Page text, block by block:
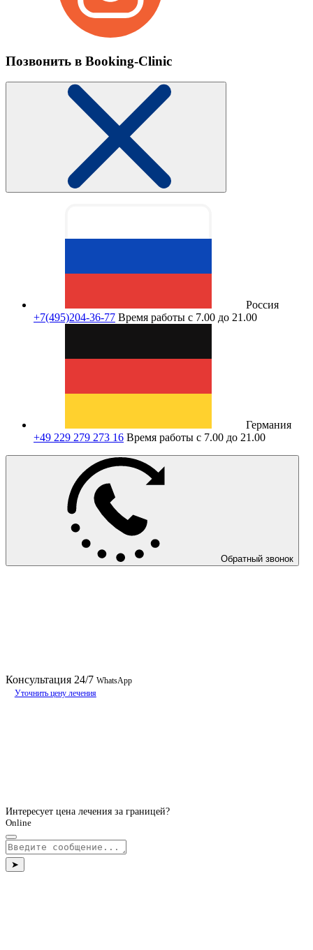
Позвонить в Booking-Clinic
Россия
+7(495)204-36-77 Время работы с 7.00 до 21.00
Германия
+49 229 279 273 16 Время работы с 7.00 до 21.00
Обратный звонок
Консультация 24/7 WhatsApp
Уточнить цену лечения
Интересует цена лечения за границей?
Online
➤